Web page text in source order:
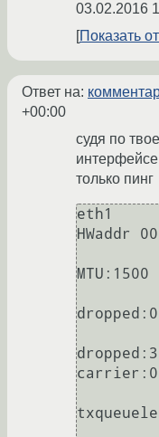
03.02.2016
Показать
Ответ на:
+00:00
судя по
только пинг
eth1
HWaddr
carrier:0